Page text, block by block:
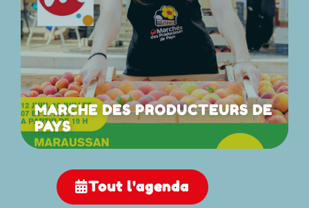
MARCHE DES PRODUCTEURS DE
PAYS
Tout l'agenda